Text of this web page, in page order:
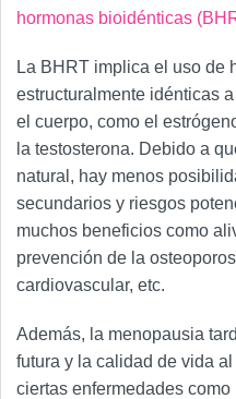
hormonas bioidénticas
La BHRT implica el uso de
estructuralmente idénticas
el cuerpo, como el
la testosterona. Debido a
natural, hay menos
secundarios y riesgos
muchos beneficios como
prevención de la
cardiovascular, etc.
Además, la menopausia
futura y la calidad de vida
ciertas enfermedades